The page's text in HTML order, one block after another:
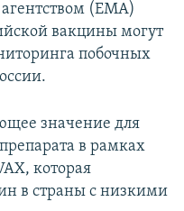
(ЕМА)
вакцины могут
побочных
значение для
в рамках
которая
в страны с низкими